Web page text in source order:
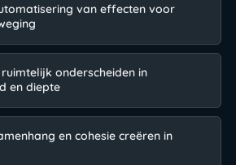
van effecten voor
onderscheiden in
en diepte
en cohesie creëren in